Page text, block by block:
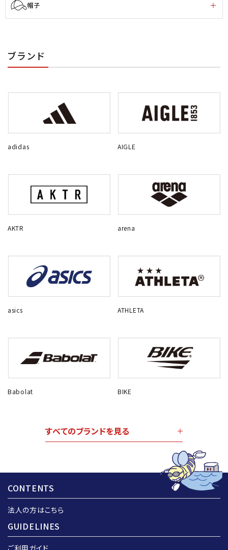
帽子
ブランド
adidas AIGLE
AKTR arena
asics ATHLETA
Babolat BIKE
すべてのブランドを見る
CONTENTS
法人の方はこちら
GUIDELINES